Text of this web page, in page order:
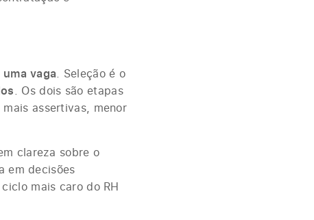
vaga. Seleção é o
. Os dois são etapas
assertivas, menor
clareza sobre o
em decisões
mais caro do RH